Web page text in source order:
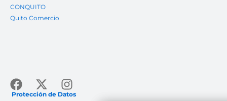
CONQUITO
Quito Comercio
Protección de Datos